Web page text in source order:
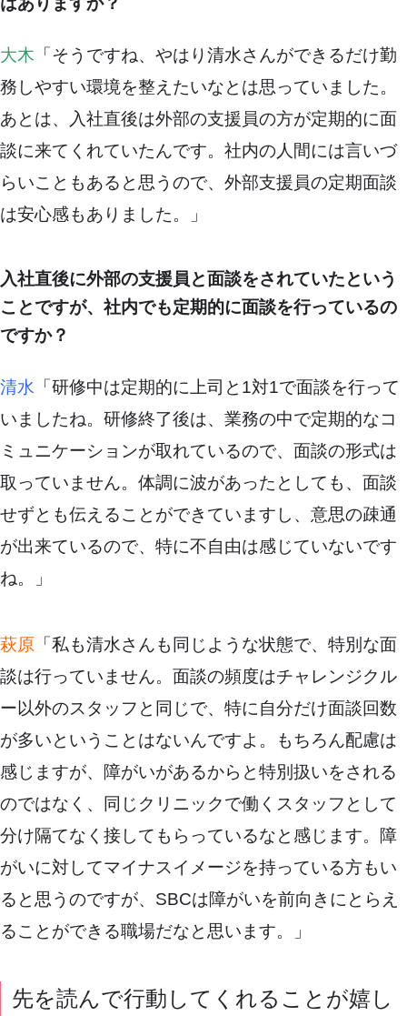
大木 「そうですね、やはり清水さんができるだけ勤
務しやすい環境を整えたいなとは思っていました。
あとは、入社直後は外部の支援員の方が定期的に面
談に来てくれていたんです。社内の人間には言いづ
らいこともあると思うので、外部支援員の定期面談
は安心感もありました。」
入社直後に外部の支援員と面談をされていたという
ことですが、社内でも定期的に面談を行っているの
ですか？
清水 「研修中は定期的に上司と1対1で面談を行って
いましたね。研修終了後は、業務の中で定期的なコ
ミュニケーションが取れているので、面談の形式は
取っていません。体調に波があったとしても、面談
せずとも伝えることができていますし、意思の疎通
が出来ているので、特に不自由は感じていないです
ね。」
萩原 「私も清水さんも同じような状態で、特別な面
談は行っていません。面談の頻度はチャレンジクル
ー以外のスタッフと同じで、特に自分だけ面談回数
が多いということはないんですよ。もちろん配慮は
感じますが、障がいがあるからと特別扱いをされる
のではなく、同じクリニックで働くスタッフとして
分け隔てなく接してもらっているなと感じます。障
がいに対してマイナスイメージを持っている方もい
ると思うのですが、SBCは障がいを前向きにとらえ
ることができる職場だなと思います。」
先を読んで行動してくれることが嬉し